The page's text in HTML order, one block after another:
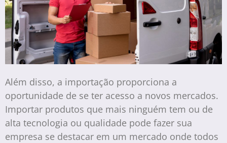
Além disso, a importação proporciona a
oportunidade de se ter acesso a novos mercados.
Importar produtos que mais ninguém tem ou de
alta tecnologia ou qualidade pode fazer sua
empresa se destacar em um mercado onde todos